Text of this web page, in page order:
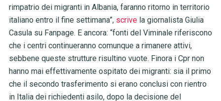
rimpatrio dei migranti in Albania, faranno ritorno in territorio
italiano entro il fine settimana”, scrivela giornalista Giulia
Casula su Fanpage. E ancora: “fonti del Viminale riferiscono
che i centri continueranno comunque a rimanere attivi,
sebbene queste strutture risultino vuote. Finora i Cpr non
hanno mai effettivamente ospitato dei migranti: sia il primo
che il secondo trasferimento si erano conclusi con rientro
in Italia dei richiedenti asilo, dopo la decisione del